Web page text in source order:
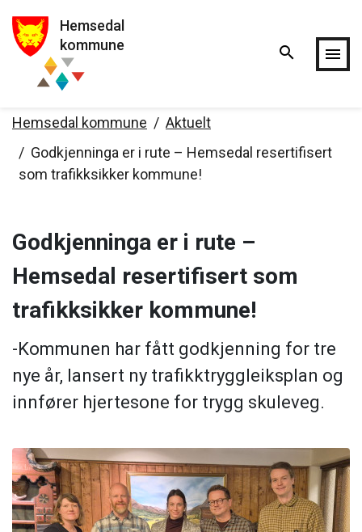
Hopp til hovedinnholdet
Hemsedal
kommune
search menu
Hemsedal kommune
Aktuelt
Godkjenninga er i rute – Hemsedal resertifisert
som trafikksikker kommune!
Godkjenninga er i rute –
Hemsedal resertifisert som
trafikksikker kommune!
-Kommunen har fått godkjenning for tre
nye år, lansert ny trafikktryggleiksplan og
innfører hjertesone for trygg skuleveg.